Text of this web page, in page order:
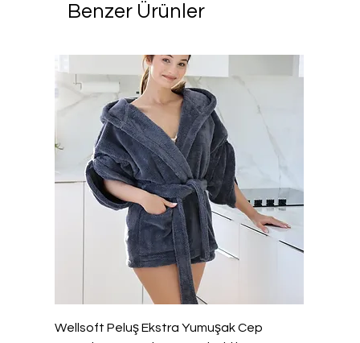
Benzer Ürünler
Wellsoft Peluş Ekstra Yumuşak Cep